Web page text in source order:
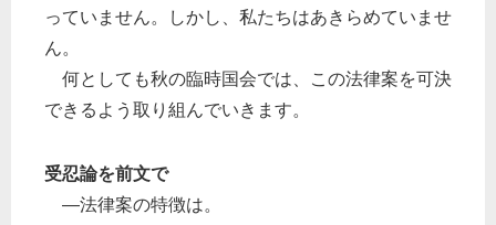
っていません。しかし、私たちはあきらめていませ
ん。
何としても秋の臨時国会では、この法律案を可決
できるよう取り組んでいきます。
受忍論を前文で
―法律案の特徴は。